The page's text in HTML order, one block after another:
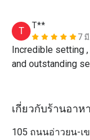
T
T**
7
Incredible setting
and outstanding
เกี่ยวกับร้านอาห
105 ถนนอ่าวยน-เ